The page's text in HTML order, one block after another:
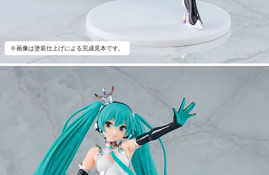
※画像は塗装仕上げによる完成見本です。